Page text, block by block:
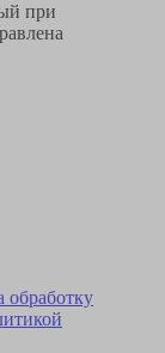
при
обработку